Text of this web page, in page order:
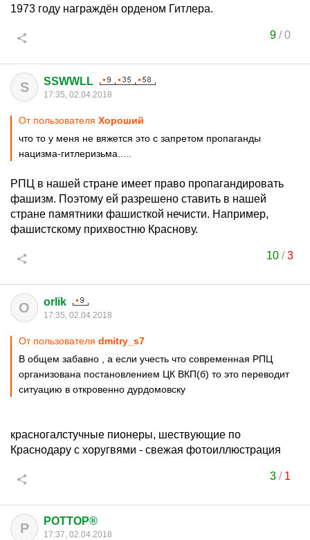
1973 году награждён орденом Гитлера.
9/0
S SSWWLL
17:35, 02.04.2018
От пользователя Xoроший
что то у меня не вяжется это с запретом пропаганды
нацизма-гитлеризьма.....
РПЦ в нашей стране имеет право пропагандировать
фашизм. Поэтому ей разрешено ставить в нашей
стране памятники фашисткой нечисти. Например,
фашистскому прихвостню Краснову.
10 /3
O orlik
17:35, 02.04.2018
От пользователя dmitry_s7
В общем забавно , а если учесть что современная РПЦ
организована постановлением ЦК ВКП(б) то это переводит
ситуацию в откровенно дурдомовску
красногалстучные пионеры, шествующие по
Краснодару с хоругвями - свежая фотоиллюстрация
3/ 1
P POTTOP®
17:37, 02.04.2018